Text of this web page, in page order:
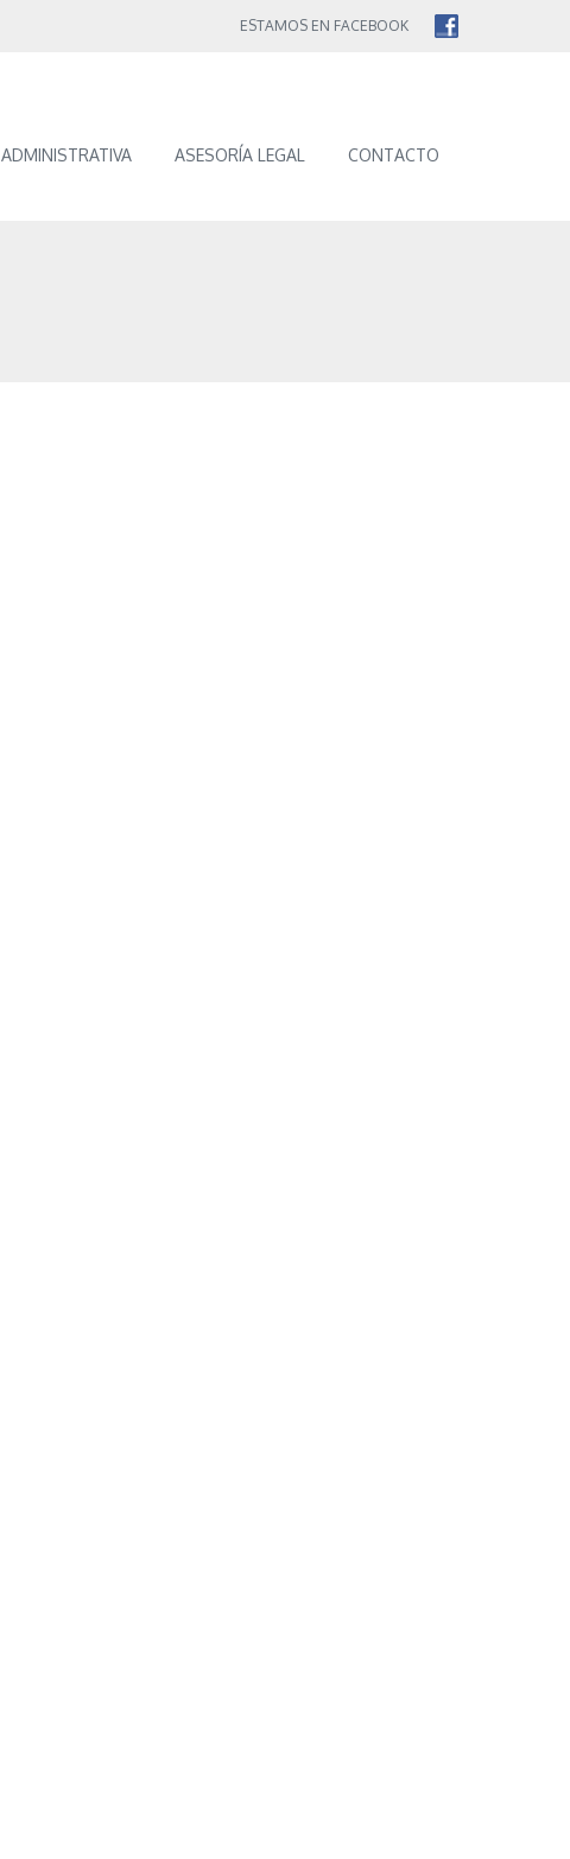
ADMINISTRATIVA ASESORÍA LEGAL CONTACTO
ESTAMOS EN FACEBOOK